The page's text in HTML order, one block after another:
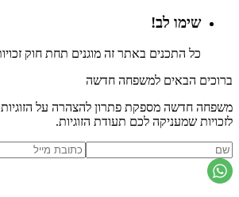
שימו לב!
כל התכנים באתר זה מוגנים תחת חוק
ברוכים הבאים למשפחה חדשה
משפחה חדשה מספקת פתרון להצהרה על
לזכויות שמעניקה לכם תעודת הזוגיות.